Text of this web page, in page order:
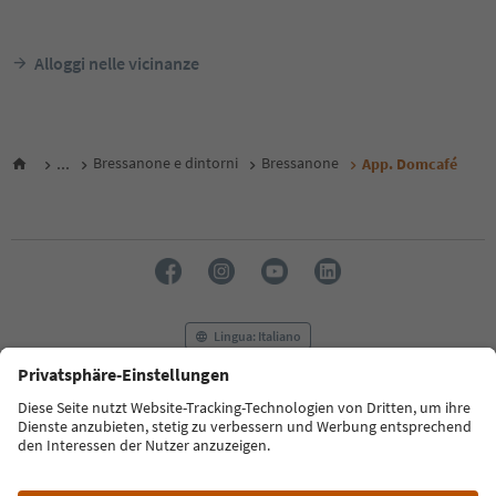
Alloggi nelle vicinanze
... Bressanone e dintorni Bressanone App. Domcafé
Lingua: Italiano
FAQ Contatti Press MICE
Privacy Policy
Termini e condizioni
Crediti
Cookie Policy